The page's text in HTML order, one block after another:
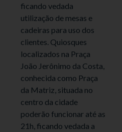
ficando vedada
utilização de mesas e
cadeiras para uso dos
clientes. Quiosques
localizados na Praça
João Jerônimo da Costa,
conhecida como Praça
da Matriz, situada no
centro da cidade
poderão funcionar até as
21h, ficando vedada a